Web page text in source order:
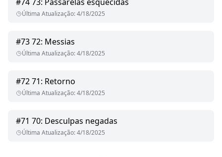
Última Atualização:4/18/2025
#7372: Messias
Última Atualização:4/18/2025
#7271: Retorno
Última Atualização:4/18/2025
#71 70: Desculpas negadas
Última Atualização:4/18/2025